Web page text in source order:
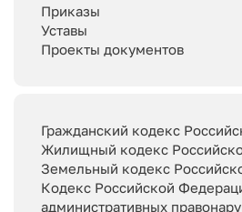
Приказы
Уставы
Проекты документов
Гражданский кодекс
Жилищный кодекс
Земельный кодекс
Кодекс Российской
административных